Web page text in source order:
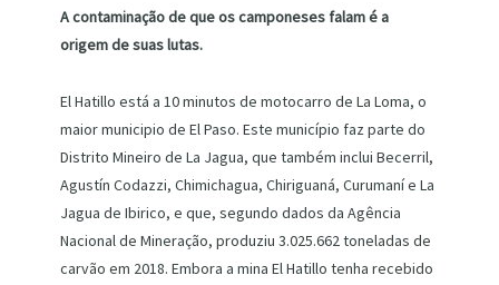
A contaminação de que os camponeses falam é a
origem de suas lutas.
El Hatillo está a 10 minutos de motocarro de La Loma, o
maior municipio de El Paso. Este município faz parte do
Distrito Mineiro de La Jagua, que também inclui Becerril,
Agustín Codazzi, Chimichagua, Chiriguaná, Curumaní e La
Jagua de Ibirico, e que, segundo dados da Agência
Nacional de Mineração, produziu 3.025.662 toneladas de
carvão em 2018. Embora a mina El Hatillo tenha recebido